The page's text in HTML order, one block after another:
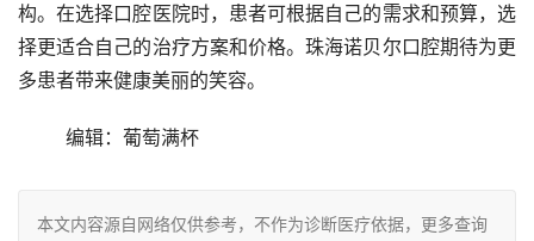
构。在选择口腔医院时，患者可根据自己的需求和预算，选
择更适合自己的治疗方案和价格。珠海诺贝尔口腔期待为更
多患者带来健康美丽的笑容。
	编辑：葡萄满杯
本文内容源自网络仅供参考，不作为诊断医疗依据，更多查询